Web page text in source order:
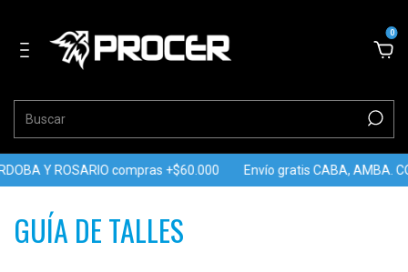
0
Y ROSARIO compras +$60.000 Envío gratis CABA, AMBA.
GUÍA DE TALLES